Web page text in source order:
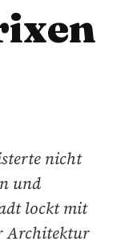
nicht
und
lockt mit
Architektur